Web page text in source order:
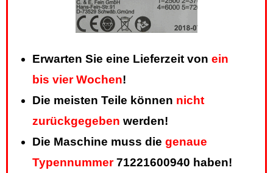
Erwarten Sie eine Lieferzeit von ein
bis vier Wochen!
Die meisten Teile können nicht
zurückgegeben werden!
Die Maschine muss die genaue
Typennummer71221600940 haben!